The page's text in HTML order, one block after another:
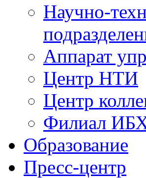
Научно-
Аппарат
Центр НТИ
Центр
Филиал
Образование
Пресс-центр